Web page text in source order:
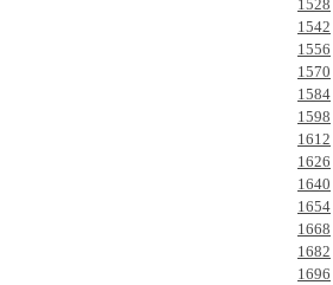
1528
1542
1556
1570
1584
1598
1612
1626
1640
1654
1668
1682
1696